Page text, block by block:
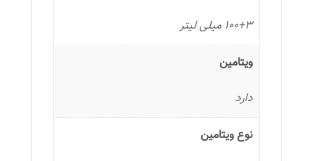
100+3 میلی لیتر
ویتامین
دارد
نوع ویتامین